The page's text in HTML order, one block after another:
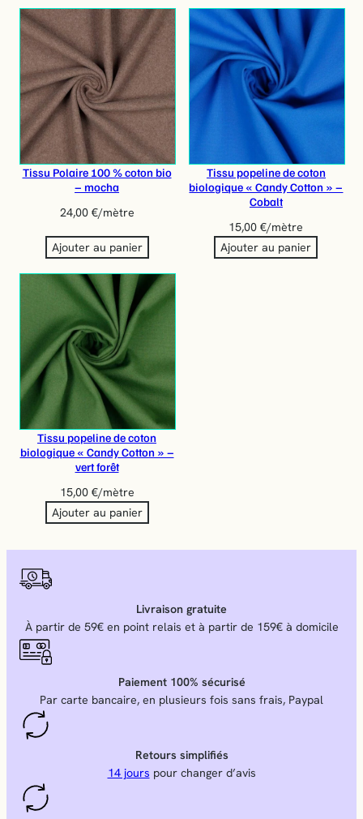
Tissu Polaire 100 % coton bio
– mocha
24,00 €/mètre
Ajouter au panier
Tissu popeline de coton
biologique « Candy Cotton » –
Cobalt
15,00€/mètre
Ajouter au panier
Tissu popeline de coton
biologique « Candy Cotton » –
vert forêt
15,00 €/mètre
Ajouter au panier
Livraison gratuite
À partir de 59€ en point relais et à partir de 159€ à domicile
Paiement 100% sécurisé
Par carte bancaire, en plusieurs fois sans frais, Paypal
Retours simplifiés
14 jours pour changer d’avis